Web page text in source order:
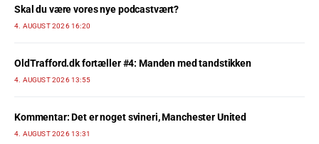
Skal du være vores nye podcastvært?
4. AUGUST 2026 16:20
OldTrafford.dk fortæller #4: Manden med tandstikken
4. AUGUST 2026 13:55
Kommentar: Det er noget svineri, Manchester United
4. AUGUST 2026 13:31